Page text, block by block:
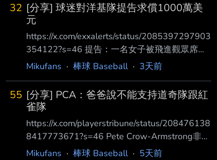
32 [分享] 球迷對洋基隊提告求償1000萬美
元
https://x.com/exxalerts/status/2085397297903
354122?s=46 提告：一名女子被飛進觀眾席的
球棒打中後，現在向紐約洋基隊求償1,000萬美
的座位上，位置就在本壘後方第4排。 當時，克
里夫蘭守護者隊球員Jose Ramirez揮棒擊球，沒
想到球棒直接從手中飛出去，衝進 觀眾席並打
中Duluc的頭部。 訴狀指出，Duluc是位於布朗
克斯的SOMOS Community Care幕僚長。這一
擊讓她受到創傷
Mikufans · 棒球 Baseball· 3天前
55 [分享] PCA：爸爸說不能支持道奇隊跟紅
雀隊
https://x.com/playerstribune/status/208476138
8417773671?s=46 Pete Crow-Armstrong非常
喜歡為芝加哥小熊隊效力，他的父親也同樣喜
Mikufans · 棒球 Baseball· 5天前